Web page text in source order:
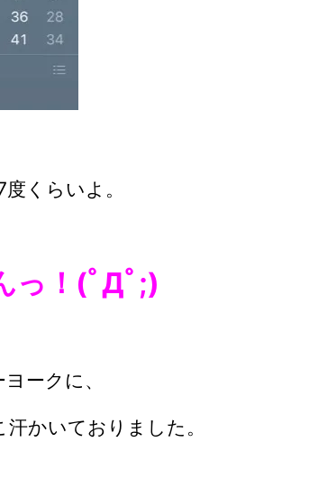
くらいよ。
っ！(ﾟДﾟ;)
ークに、
かいておりました。